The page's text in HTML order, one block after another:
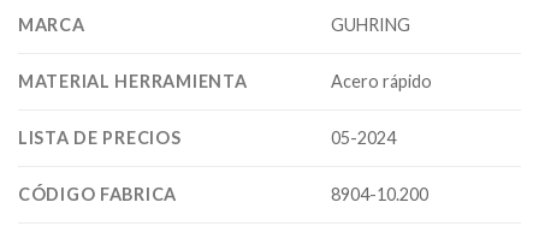
MARCA GUHRING
MATERIAL HERRAMIENTA Acero rápido
LISTA DE PRECIOS 05-2024
CÓDIGO FABRICA 8904-10.200